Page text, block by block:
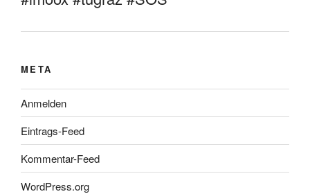
META
Anmelden
Eintrags-Feed
Kommentar-Feed
WordPress.org